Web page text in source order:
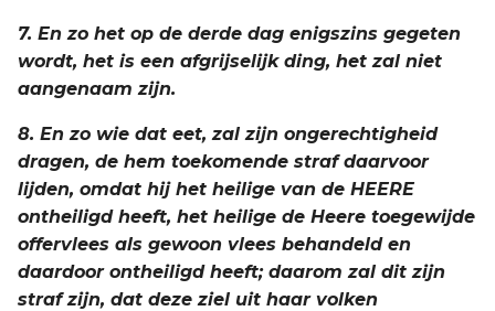
7. En zo het op de derde dag enigszins gegeten
wordt, het is een afgrijselijk ding, het zal niet
aangenaam zijn.
8. En zo wie dat eet, zal zijn ongerechtigheid
dragen, de hem toekomende straf daarvoor
lijden, omdat hij het heilige van de HEERE
ontheiligd heeft, het heilige de Heere toegewijde
offervlees als gewoon vlees behandeld en
daardoor ontheiligd heeft; daarom zal dit zijn
straf zijn, dat deze ziel uit haar volken